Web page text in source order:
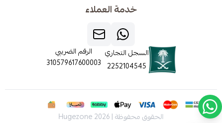
خدمة العملاء
السجل التجاري
2252104545
الرقم الضريبي
310579617600003
الحقوق محفوظة | 2026 Hugezone